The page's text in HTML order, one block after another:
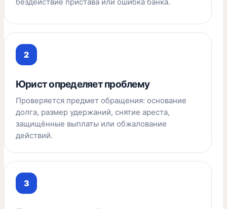
Юрист определяет проблему
Проверяется предмет обращения: основание
долга, размер удержаний, снятие ареста,
защищённые выплаты или обжалование
действий.